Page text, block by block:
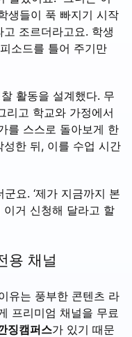
생들이 푹 빠지기 시작
조르더라고요. 학생
소드를 틀어 주기만
활동을 설계했다. 무
리고 학교와 가정에서
를 스스로 돌아보게 한
한 뒤, 이를 수업 시간
요. ‘제가 지금까지 본
이거 신청해 달라고 할
용 채널
유는 풍부한 콘텐츠 라
프리미엄 채널을 무료
징캠퍼스가 있기 때문